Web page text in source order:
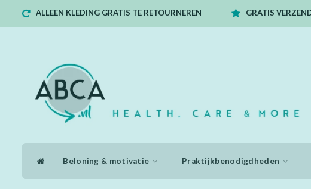
ALLEEN KLEDING GRATIS TE RETOURNEREN GRATIS
Beloning & motivatie Praktijkbenodigdheden